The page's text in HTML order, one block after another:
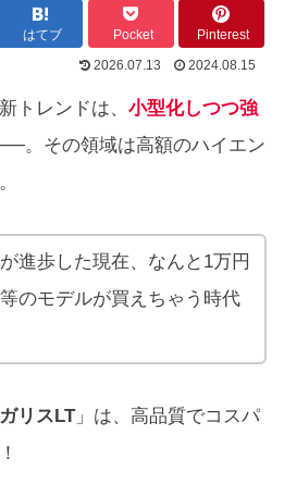
はてブ Pocket
Pinterest
2026.07.13
2024.08.15
トレンドは、 小型化しつつ強
──。その領域は高額のハイエン
進歩した現在、なんと1万円
のモデルが買えちゃう時代
リスLT」は、高品質でコスパ